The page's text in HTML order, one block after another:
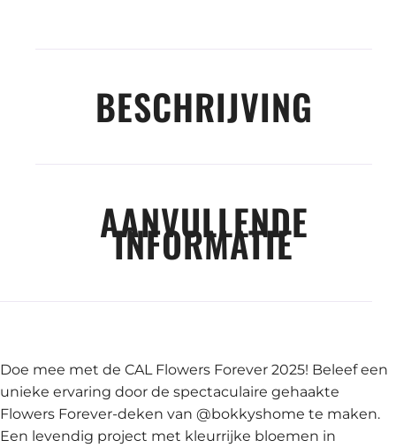
BESCHRIJVING
AANVULLENDE
INFORMATIE
Doe mee met de CAL Flowers Forever 2025! Beleef een
unieke ervaring door de spectaculaire gehaakte
Flowers Forever-deken van @bokkyshome te maken.
Een levendig project met kleurrijke bloemen in